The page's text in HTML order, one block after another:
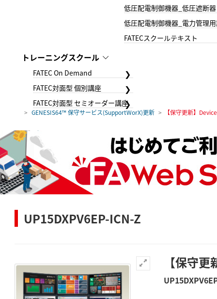
低圧配電制御機器_低圧遮断器
低圧配電制御機器_電力管理
FATECスクールテキスト
トレーニングスクール
FATEC On Demand
FATEC対面型 個別講座
FATEC対面型 セミオーダー講座
GENESIS64™ 保守サービス(SupportWorX)更新 【保守更新】
UP15DXPV6EP-ICN-Z
【保守